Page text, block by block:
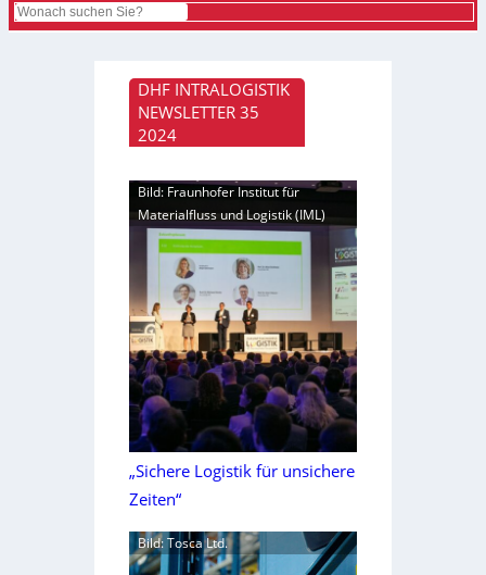
Search
DHF INTRALOGISTIK
NEWSLETTER 35
2024
Bild: Fraunhofer Institut für
Materialfluss und Logistik (IML)
„Sichere Logistik für unsichere
Zeiten“
Bild: Tosca Ltd.